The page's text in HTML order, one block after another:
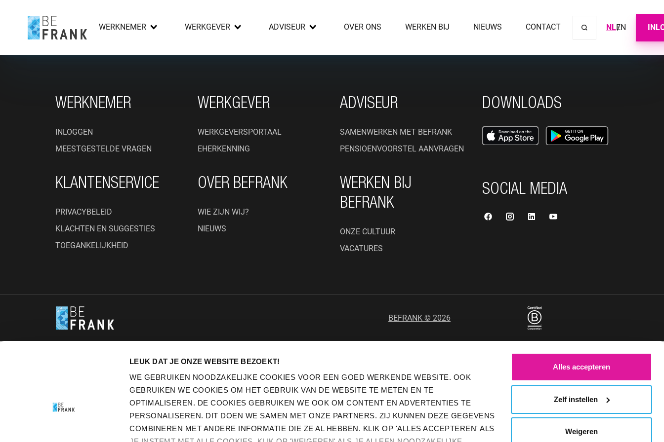
LEUK DAT JE ONZE WEBSITE BEZOEKT!
WE GEBRUIKEN NOODZAKELIJKE COOKIES VOOR EEN GOED WERKENDE WEBSITE. OOK
GEBRUIKEN WE COOKIES OM HET GEBRUIK VAN DE WEBSITE TE METEN EN TE
OPTIMALISEREN. DE COOKIES GEBRUIKEN WE OOK OM CONTENT EN ADVERTENTIES TE
PERSONALISEREN. DIT DOEN WE SAMEN MET ONZE PARTNERS. ZIJ KUNNEN DEZE GEGEVENS
COMBINEREN MET ANDERE INFORMATIE DIE ZE AL HEBBEN. KLIK OP 'ALLES ACCEPTEREN' ALS
Alles accepteren
Zelf instellen
Weigeren
WERKNEMER WERKGEVER ADVISEUR OVER ONS WERKEN BIJ NIEUWS CONTACT NLEN
FOOTER NAVIGATIE
WERKNEMER
INLOGGEN
MEESTGESTELDE VRAGEN
KLANTENSERVICE
PRIVACYBELEID
KLACHTEN EN SUGGESTIES
TOEGANKELIJKHEID
WERKGEVER
WERKGEVERSPORTAAL
EHERKENNING
OVER BEFRANK
WIE ZIJN WIJ?
NIEUWS
ADVISEUR
SAMENWERKEN MET BEFRANK
PENSIOENVOORSTEL AANVRAGEN
WERKEN BIJ
BEFRANK
ONZE CULTUUR
VACATURES
DOWNLOADS
SOCIAL MEDIA
BEFRANK © 2026
Sluit